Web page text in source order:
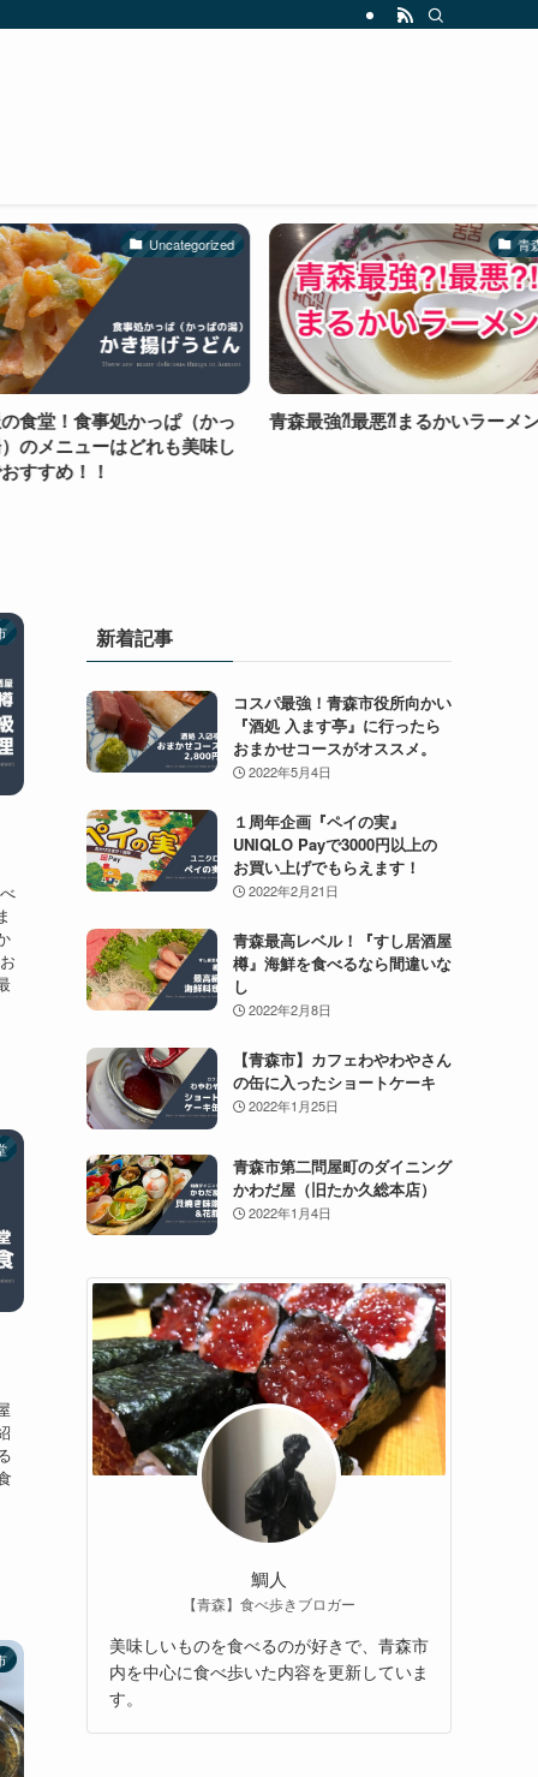
Uncategorized
！食事処かっぱ（かっ
ニューはどれも美味し
め！！
青森市
青森最強⁈最悪⁈まるかいラーメン
新着記事
コスパ最強！青森市役所向かい
『酒処 入ます亭』に行ったら
おまかせコースがオススメ。
2022年5月4日
１周年企画『ペイの実』
UNIQLO Payで3000円以上の
お買い上げでもらえます！
2022年2月21日
青森最高レベル！『すし居酒屋
樽』海鮮を食べるなら間違いな
し
2022年2月8日
【青森市】カフェわやわやさん
の缶に入ったショートケーキ
2022年1月25日
青森市第二問屋町のダイニング
かわだ屋（旧たか久総本店）
2022年1月4日
鯛人
【青森】食べ歩きブロガー
美味しいものを食べるのが好きで、青森市
内を中心に食べ歩いた内容を更新していま
す。